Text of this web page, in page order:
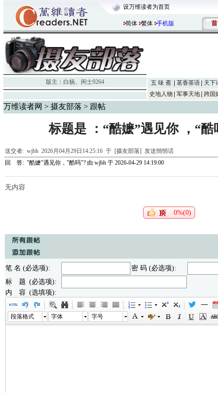
设万维读者为首页
简体 繁体 手机版 首
版主： 白杨、 闲士9264 五 味 斋 茗香茶语
天下
史地人物
军事天地 跨国
万维读者网 > 摄友部落 > 跟帖
标题是 ：“酷嬷”遇见你 ，“酷
送交者: wjbh 2026月04月29日14:25:16 于 [摄友部落] 发送悄悄话
回 答: "酷嬷"遇见你，"酷吗"? 由 wjbh 于 2026-04-29 14:19:00
无内容
0%(0)
笔 名 (必选项):
密 码 (必选项):
标 题 (必选项):
内 容 (选填项):
段落格式 字体 字号